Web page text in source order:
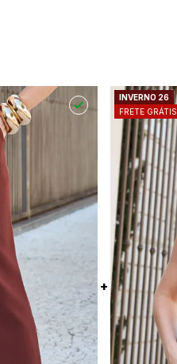
FRETE GRÁTIS
INVERNO 26